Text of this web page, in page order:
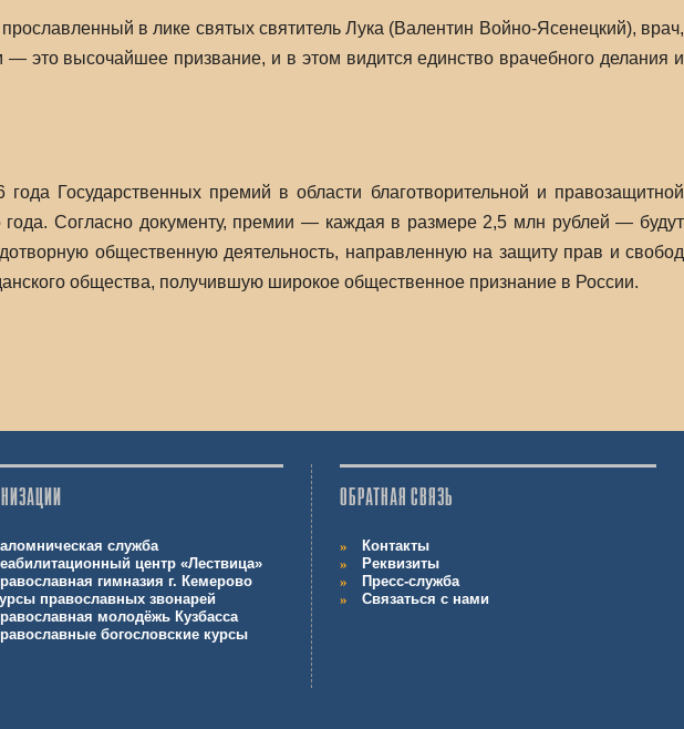
в лике святых святитель Лука (Валентин Войно-Ясенецкий), врач,
это высочайшее призвание, и в этом видится единство врачебного делания и
Государственных премий в области благотворительной и правозащитной
Согласно документу, премии — каждая в размере 2,5 млн рублей — будут
общественную деятельность, направленную на защиту прав и свобод
общества, получившую широкое общественное признание в России.
служба
центр «Лествица»
гимназия г. Кемерово
православных звонарей
молодёжь Кузбасса
богословские курсы
ОБРАТНАЯ СВЯЗЬ
Контакты
Реквизиты
Пресс-служба
Связаться с нами